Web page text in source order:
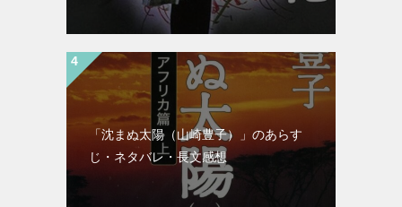
「沈まぬ太陽（山崎豊子）」のあらす
じ・ネタバレ・長文感想